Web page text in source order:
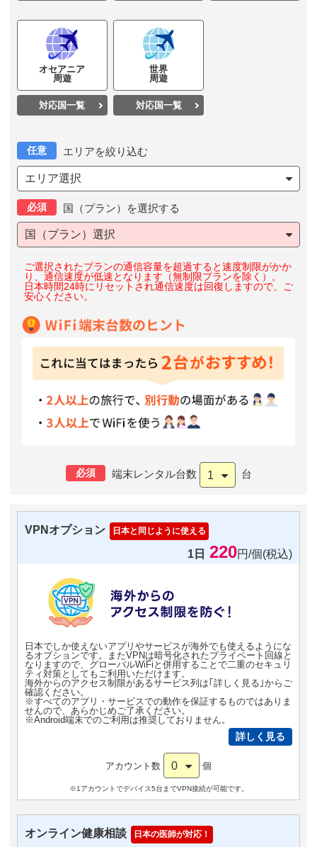
オセアニア
周遊
対応国一覧
世界
周遊
対応国一覧
任意 エリアを絞り込む
エリア選択
必須 国（プラン）を選択する
国（プラン）選択
ご選択されたプランの通信容量を超過すると速度制限がかか
り、通信速度が低速となります（無制限プランを除く）。
日本時間24時にリセットされ通信速度は回復しますので、ご
安心ください。
必須 端末レンタル台数 1 台
VPNオプション 日本と同じように使える
1日 220円/個(税込)
日本でしか使えないアプリやサービスが海外でも使えるようにな
るオプションです。またVPNは暗号化されたプライベート回線と
なりますので、グローバルWiFiと併用することで二重のセキュリ
ティ対策としてもご利用いただけます。
海外からのアクセス制限があるサービス列は｢詳しく見る｣からご
確認ください。
※すべてのアプリ・サービスでの動作を保証するものではありま
せんので、あらかじめご了承ください。
※Android端末でのご利用は推奨しておりません。
詳しく見る
アカウント数 0 個
※1アカウントでデバイス5台までVPN接続が可能です。
オンライン健康相談 日本の医師が対応！